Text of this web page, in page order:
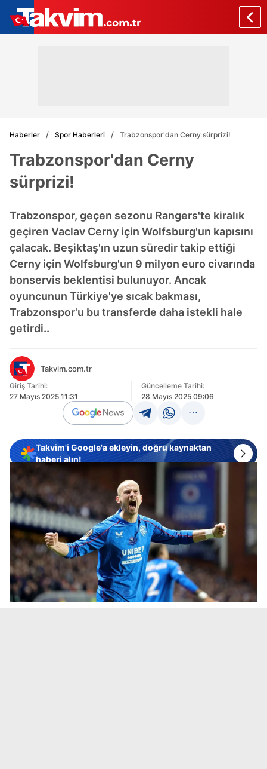
Haberler Spor Haberleri Trabzonspor'dan Cerny sürprizi!
Trabzonspor'dan Cerny
sürprizi!
Trabzonspor, geçen sezonu Rangers'te kiralık
geçiren Vaclav Cerny için Wolfsburg'un kapısını
çalacak. Beşiktaş'ın uzun süredir takip ettiği
Cerny için Wolfsburg'un 9 milyon euro civarında
bonservis beklentisi bulunuyor. Ancak
oyuncunun Türkiye'ye sıcak bakması,
Trabzonspor'u bu transferde daha istekli hale
getirdi..
Takvim.com.tr
Giriş Tarihi:
27 Mayıs 2025 11:31
Güncelleme Tarihi:
28 Mayıs 2025 09:06
Takvim'i Google'a ekleyin, doğru kaynaktan
haberi alın!